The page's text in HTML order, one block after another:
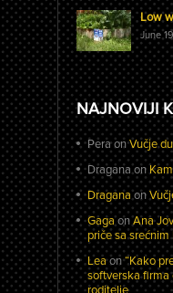
Low
June
NAJNOVIJI
PeraonVučje
Draganaon
Draganaon
GagaonAna
priče sa
Leaon“Kako
softverska firma
roditelje